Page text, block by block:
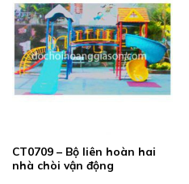
CT0709 – Bộ liên hoàn hai
nhà chòi vận động